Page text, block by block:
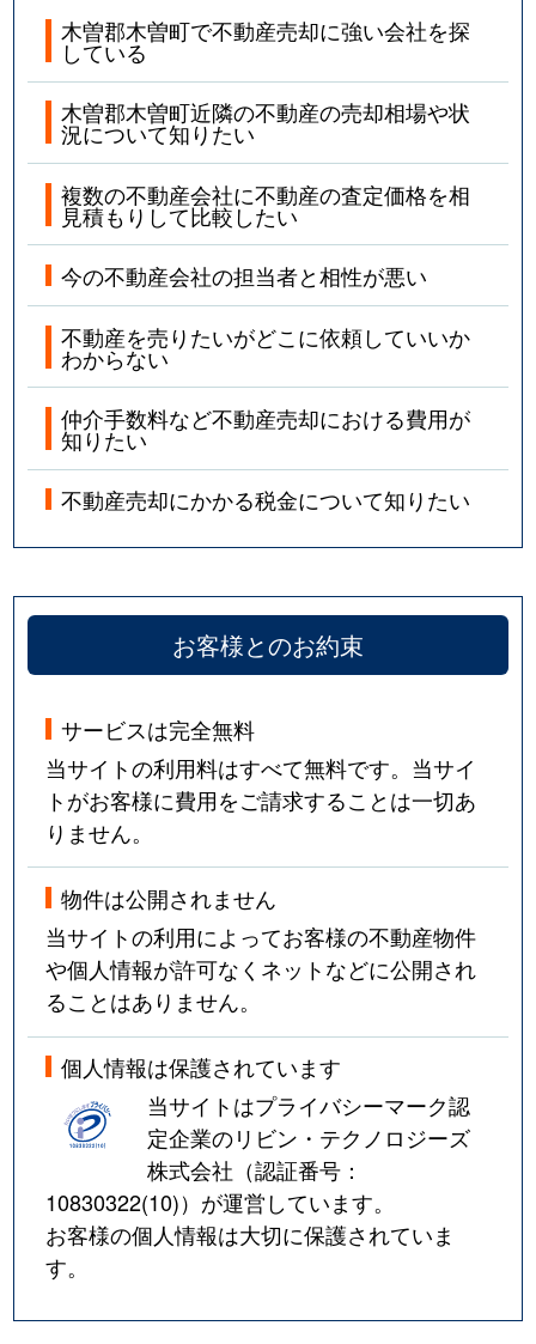
木曽郡木曽町で不動産売却に強い会社を探
している
木曽郡木曽町近隣の不動産の売却相場や状
況について知りたい
複数の不動産会社に不動産の査定価格を相
見積もりして比較したい
今の不動産会社の担当者と相性が悪い
不動産を売りたいがどこに依頼していいか
わからない
仲介手数料など不動産売却における費用が
知りたい
不動産売却にかかる税金について知りたい
お客様とのお約束
サービスは完全無料
当サイトの利用料はすべて無料です。当サイ
トがお客様に費用をご請求することは一切あ
りません。
物件は公開されません
当サイトの利用によってお客様の不動産物件
や個人情報が許可なくネットなどに公開され
ることはありません。
個人情報は保護されています
当サイトはプライバシーマーク認
定企業のリビン・テクノロジーズ
株式会社（認証番号：
10830322(10)）が運営しています。
お客様の個人情報は大切に保護されていま
す。